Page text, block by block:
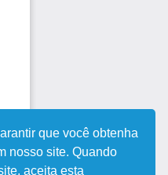
que você obtenha
nosso site. Quando
aceita esta